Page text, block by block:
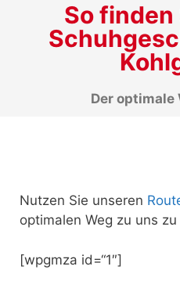
So finden
Der optimale
Nutzen Sie unseren
optimalen Weg zu uns
[wpgmza id=“1″]